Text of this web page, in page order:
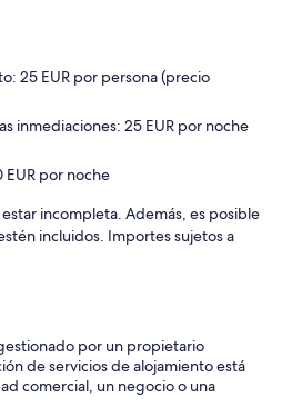
25 EUR por persona (precio
inmediaciones: 25 EUR por noche
EUR por noche
incompleta. Además, es posible
incluidos. Importes sujetos a
por un propietario
de servicios de alojamiento está
comercial, un negocio o una